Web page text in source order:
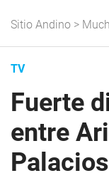
Sitio Andino >
TV
Fuerte
entre